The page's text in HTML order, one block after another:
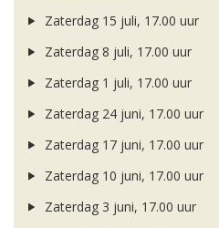
Zaterdag 15 juli, 17.00 uur
Zaterdag 8 juli, 17.00 uur
Zaterdag 1 juli, 17.00 uur
Zaterdag 24 juni, 17.00 uur
Zaterdag 17 juni, 17.00 uur
Zaterdag 10 juni, 17.00 uur
Zaterdag 3 juni, 17.00 uur